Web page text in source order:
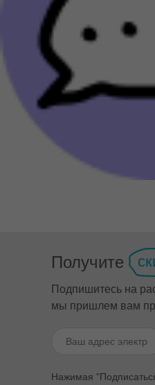
Получите
Подпишитесь на
мы пришлем вам
Нажимая